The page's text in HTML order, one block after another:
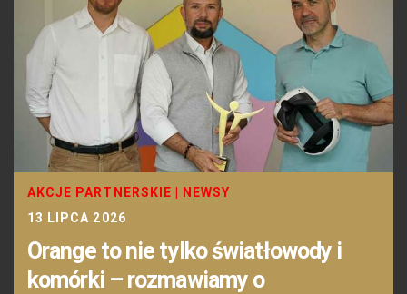
AKCJE PARTNERSKIE
NEWSY
13 LIPCA 2026
Orange to nie tylko światłowody i
komórki – rozmawiamy o